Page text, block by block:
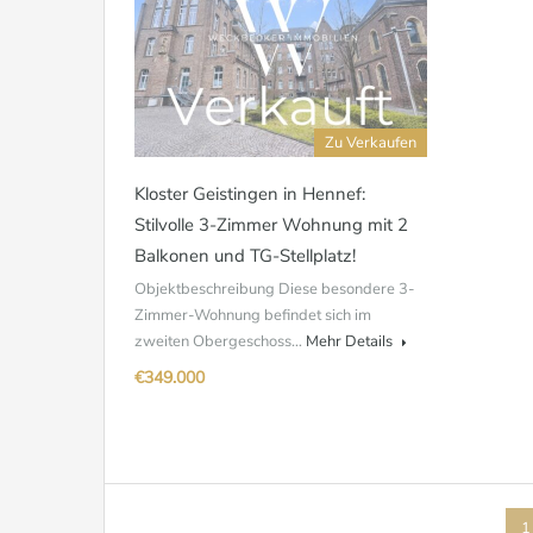
Zu Verkaufen
Kloster Geistingen in Hennef:
Stilvolle 3-Zimmer Wohnung mit 2
Balkonen und TG-Stellplatz!
Objektbeschreibung Diese besondere 3-
Zimmer-Wohnung befindet sich im
zweiten Obergeschoss… Mehr Details
€349.000
1